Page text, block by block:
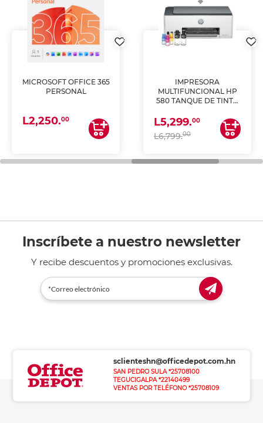
MICROSOFT OFFICE 365
PERSONAL
L2,250.00
IMPRESORA
MULTIFUNCIONAL HP
580 TANQUE DE TINTA
ESCANEA)
L5,299.00
L6,799.00
Inscríbete a nuestro newsletter
Y recibe descuentos y promociones exclusivas.
sclienteshn@officedepot.com.hn
SAN PEDRO SULA *25708100
TEGUCIGALPA *22140499
VENTAS POR TELÉFONO *25708109